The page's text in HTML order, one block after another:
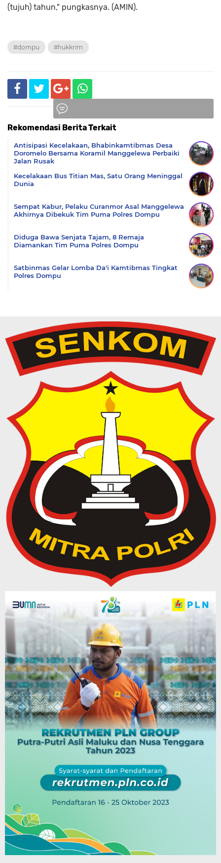
(tujuh) tahun," pungkasnya. (AMIN).
#dompu #hukkrim
Rekomendasi Berita Terkait
Antisipasi Kecelakaan, Bhabinkamtibmas Desa
Doromelo Bersama Koramil Manggelewa Perbaiki
Jalan Rusak
Kecelakaan Bus Titian Mas, Satu Orang Meninggal
Dunia
Sempat Kabur, Pelaku Curanmor Asal Manggelewa
Akhirnya Dibekuk Tim Puma Polres Dompu
Diduga Bawa Senjata Tajam, 8 Remaja
Diamankan Tim Puma Polres Dompu
Satbinmas Gelar Lomba Da'i Kamtibmas Tingkat
Polres Dompu